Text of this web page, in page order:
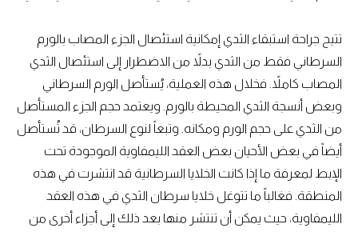
تتيح جراحة استبقاء الثدي إمكانية استئصال الجزء المصاب بالورم
السرطاني فقط من الثدي بدلاً من الاضطرار إلى استئصال الثدي
المصاب كاملاً. فخلال هذه العملية، يُستأصل الورم السرطاني
وبعض أنسجة الثدي المحيطة بالورم. ويعتمد حجم الجزء المستأصل
من الثدي على حجم الورم ومكانه. وتبعاً لنوع السرطان، قد تُستأصل
أيضاً في بعض الأحيان بعض العقد الليمفاوية الموجودة تحت
الإبط لمعرفة ما إذا كانت الخلايا السرطانية قد انتشرت في هذه
المنطقة. فغالباً ما تتوغل خلايا سرطان الثدي في هذه العقد
الليمفاوية، حيث يمكن أن تنتشر منها بعد ذلك إلى أجزاء أخرى من